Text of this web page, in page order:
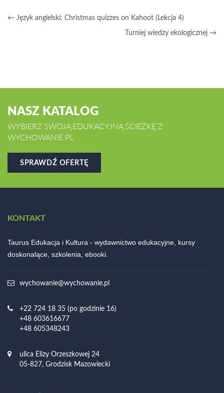
← Język angielski: Christmas quizzes on Kahoot (Lekcja 4)
Turniej wiedzy ekologicznej →
NASZ KATALOG
WYBIERZ SWOJĄ EDUKACYJNĄ ŚCIEŻKĘ Z
WYCHOWANIE.PL
SPRAWDŹ OFERTĘ
KONTAKT
Taurus Edukacja i Kultura - wydawnictwo edukacyjne, kursy
doskonalące, szkolenia, ebooki.
wychowanie@wychowanie.pl
+22 724 18 35 (po godzinie 16)
+48 603616677
+48 605348243
ulica Elizy Orzeszkowej 24
05-827, Grodzisk Mazowiecki